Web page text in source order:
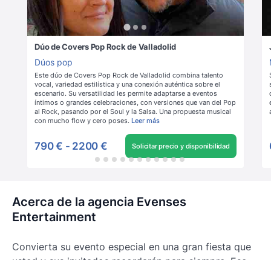
Dúo de Covers Pop Rock de Valladolid
Dúos pop
Este dúo de Covers Pop Rock de Valladolid combina talento
vocal, variedad estilística y una conexión auténtica sobre el
escenario. Su versatilidad les permite adaptarse a eventos
íntimos o grandes celebraciones, con versiones que van del Pop
al Rock, pasando por el Soul y la Salsa. Una propuesta musical
con mucho flow y cero poses. Leer más
790 € - 2200 € Solicitar precio y disponibilidad
Acerca de la agencia Evenses
Entertainment
Convierta su evento especial en una gran fiesta que